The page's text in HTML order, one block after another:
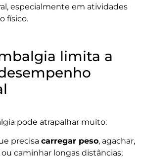
especialmente em atividades
físico.
limita a
pode atrapalhar muito:
precisa carregar peso, agachar,
caminhar longas distâncias;